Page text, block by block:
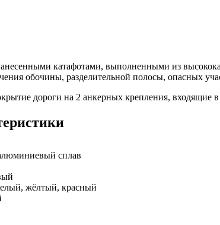
катафотами, выполненными из
обочины, разделительной полосы, опасных
дороги на 2 анкерных крепления, входящие
сплав
жёлтый, красный